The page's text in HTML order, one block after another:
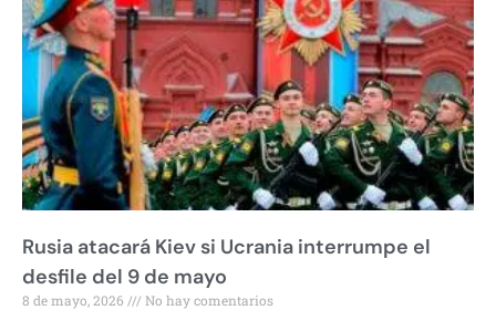
Rusia atacará Kiev si Ucrania interrumpe el
desfile del 9 de mayo
8 de mayo, 2026 No hay comentarios